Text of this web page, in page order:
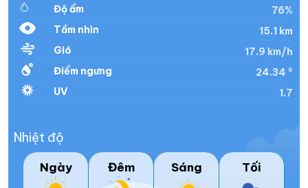
Độ ẩm
76%
Tầm nhìn
15.1 km
Gió
17.9 km/h
Điểm ngưng
24.34 °
UV
1.7
Nhiệt độ
Ngày Đêm Sáng Tối